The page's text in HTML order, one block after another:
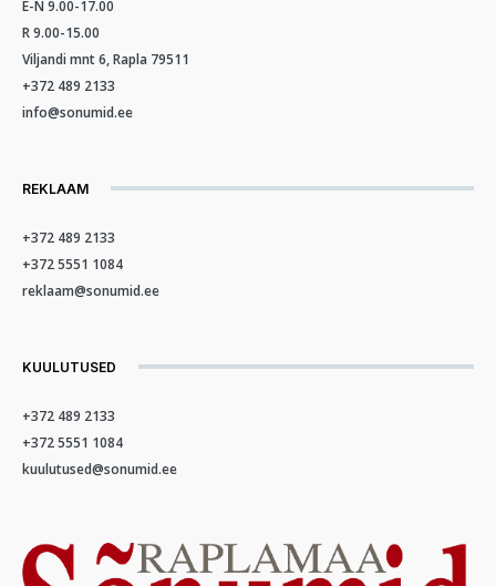
E-N 9.00-17.00
R 9.00-15.00
Viljandi mnt 6, Rapla 79511
+372 489 2133
info@sonumid.ee
REKLAAM
+372 489 2133
+372 5551 1084
reklaam@sonumid.ee
KUULUTUSED
+372 489 2133
+372 5551 1084
kuulutused@sonumid.ee